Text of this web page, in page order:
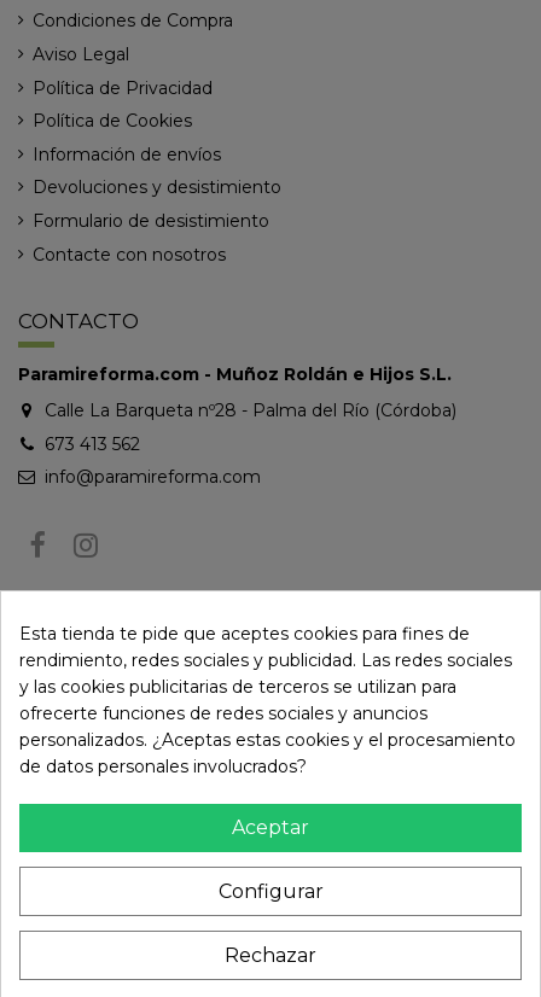
Condiciones de Compra
Aviso Legal
Política de Privacidad
Política de Cookies
Información de envíos
Devoluciones y desistimiento
Formulario de desistimiento
Contacte con nosotros
CONTACTO
Paramireforma.com - Muñoz Roldán e Hijos S.L.
Calle La Barqueta nº28 - Palma del Río (Córdoba)
673 413 562
info@paramireforma.com
Puede darse de baja en cualquier momento. Para ello, consulte nuestra
información de contacto en el aviso legal.
Esta tienda te pide que aceptes cookies para fines de
rendimiento, redes sociales y publicidad. Las redes sociales
y las cookies publicitarias de terceros se utilizan para
ofrecerte funciones de redes sociales y anuncios
personalizados. ¿Aceptas estas cookies y el procesamiento
de datos personales involucrados?
Aceptar
Configurar
Rechazar